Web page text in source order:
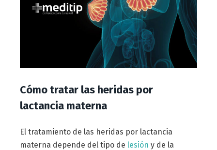
Cómo tratar las heridas por
lactancia materna
El tratamiento de las heridas por lactancia
materna depende del tipo de lesión y de la